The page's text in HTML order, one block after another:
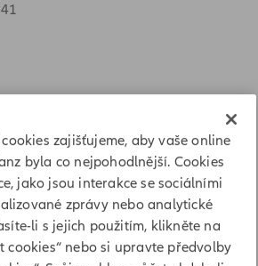
Holic
zajišťujeme, aby vaše online
byla co nejpohodlnější. Cookies
jako jsou interakce se sociálními
zprávy nebo analytické
li s jejich použitím, klikněte na
cookies“ nebo si upravte předvolby